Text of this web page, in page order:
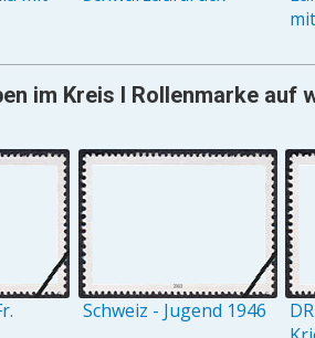
im Kreis I Rollenmarke auf
Schweiz - Jugend 1946